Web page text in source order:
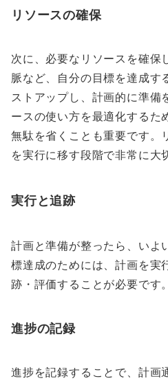
リソースの確保
次に、必要なリソースを確保
脈など、自分の目標を達成す
ストアップし、計画的に準備
ースの使い方を最適化するた
無駄を省くことも重要です。
を実行に移す段階で非常に大
実行と追跡
計画と準備が整ったら、いよ
標達成のためには、計画を実
跡・評価することが必要です。
進捗の記録
進捗を記録することで、計画